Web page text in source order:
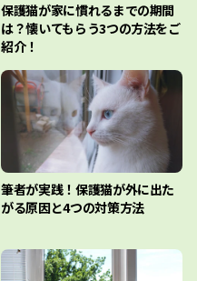
保護猫が家に慣れるまでの期間
は？懐いてもらう3つの方法をご
紹介！
筆者が実践！保護猫が外に出た
がる原因と4つの対策方法